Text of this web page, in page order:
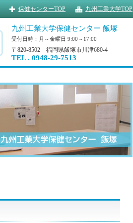
九州工業大学TOP
保健センターTOP
九州工業大学保健センター 飯塚
受付日時：月～金曜日 9:00～17:00
〒820-8502 福岡県飯塚市川津680-4
TEL . 0948-29-7513